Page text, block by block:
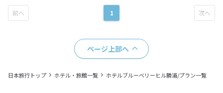
1
ページ上部へ
日本旅行トップ ホテル・旅館一覧 ホテルブルーベリーヒル勝浦/プラン一覧